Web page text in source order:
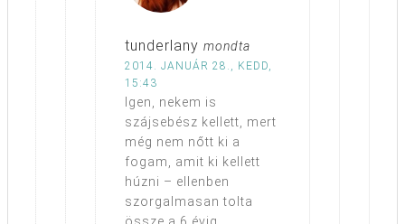
tunderlany mondta
2014. JANUÁR 28., KEDD,
15:43
Igen, nekem is
szájsebész kellett, mert
még nem nőtt ki a
fogam, amit ki kellett
húzni – ellenben
szorgalmasan tolta